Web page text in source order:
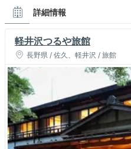
詳細情報
軽井沢つるや旅館
長野県 / 佐久、軽井沢 / 旅館